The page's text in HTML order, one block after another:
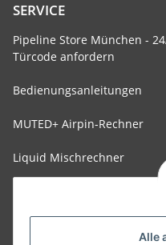
Alle
SERVICE
Pipeline Store München -
Türcode anfordern
Bedienungsanleitungen
MUTED+ Airpin-Rechner
Liquid Mischrechner